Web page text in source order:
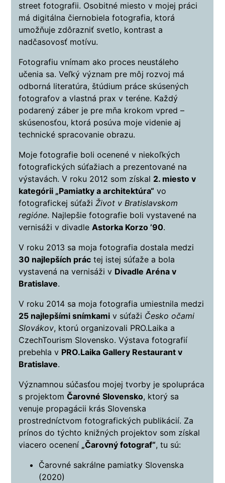
street fotografii. Osobitné miesto v mojej práci
má digitálna čiernobiela fotografia, ktorá
umožňuje zdôrazniť svetlo, kontrast a
nadčasovosť motívu.
Fotografiu vnímam ako proces neustáleho
učenia sa. Veľký význam pre môj rozvoj má
odborná literatúra, štúdium práce skúsených
fotografov a vlastná prax v teréne. Každý
podarený záber je pre mňa krokom vpred –
skúsenosťou, ktorá posúva moje videnie aj
technické spracovanie obrazu.
Moje fotografie boli ocenené v niekoľkých
fotografických súťažiach a prezentované na
výstavách. V roku 2012 som získal 2. miesto v
kategórii „Pamiatky a architektúra“ vo
fotografickej súťažiŽivot v Bratislavskom
regióne. Najlepšie fotografie boli vystavené na
vernisáži v divadleAstorka Korzo ’90.
V roku 2013 sa moja fotografia dostala medzi
30 najlepších prác tej istej súťaže a bola
vystavená na vernisáži v Divadle Aréna v
Bratislave.
V roku 2014 sa moja fotografia umiestnila medzi
25 najlepšími snímkami v súťaži Česko očami
Slovákov, ktorú organizovali PRO.Laika a
CzechTourism Slovensko. Výstava fotografií
prebehla v PRO.Laika Gallery Restaurant v
Bratislave.
Významnou súčasťou mojej tvorby je spolupráca
s projektomČarovné Slovensko, ktorý sa
venuje propagácii krás Slovenska
prostredníctvom fotografických publikácií. Za
prínos do týchto knižných projektov som získal
viacero ocenení „Čarovný fotograf“, tu sú:
Čarovné sakrálne pamiatky Slovenska
(2020)